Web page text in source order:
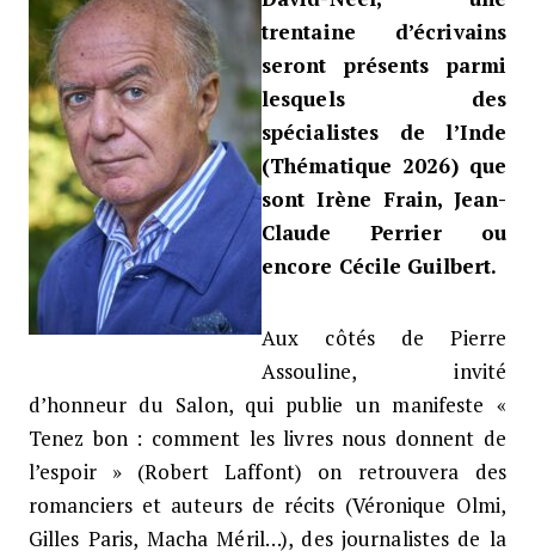
trentaine d’écrivains
seront présents parmi
lesquels des
spécialistes de l’Inde
(Thématique 2026) que
sont Irène Frain, Jean-
Claude Perrier ou
encore Cécile Guilbert.
Aux côtés de Pierre
Assouline, invité
d’honneur du Salon, qui publie un manifeste «
Tenez bon : comment les livres nous donnent de
l’espoir » (Robert Laffont) on retrouvera des
romanciers et auteurs de récits (Véronique Olmi,
Gilles Paris, Macha Méril…), des journalistes de la